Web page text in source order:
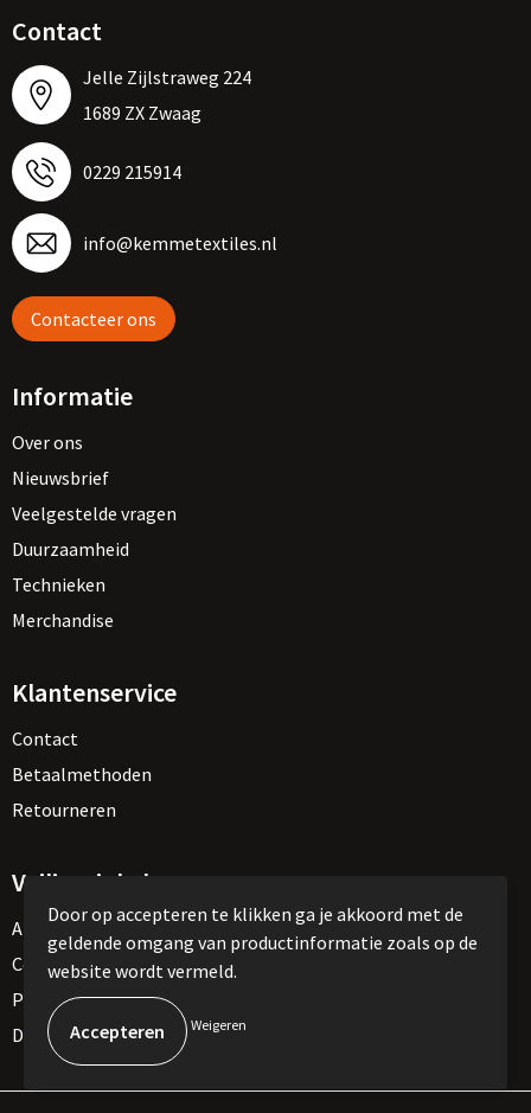
Contact
Jelle Zijlstraweg 224
1689 ZX Zwaag
0229 215914
info@kemmetextiles.nl
Contacteer ons
Informatie
Over ons
Nieuwsbrief
Veelgestelde vragen
Duurzaamheid
Technieken
Merchandise
Klantenservice
Contact
Betaalmethoden
Retourneren
Veilig winkelen
Algemene voorwaarden
Cookieverklaring
Privacyverklaring
Disclaimer
Door op accepteren te klikken ga je akkoord met de
geldende omgang van productinformatie zoals op de
website wordt vermeld.
Weigeren